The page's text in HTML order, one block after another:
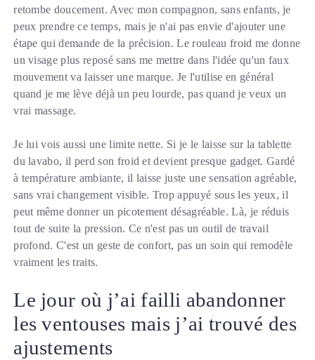
retombe doucement. Avec mon compagnon, sans enfants, je
peux prendre ce temps, mais je n'ai pas envie d'ajouter une
étape qui demande de la précision. Le rouleau froid me donne
un visage plus reposé sans me mettre dans l'idée qu'un faux
mouvement va laisser une marque. Je l'utilise en général
quand je me lève déjà un peu lourde, pas quand je veux un
vrai massage.
Je lui vois aussi une limite nette. Si je le laisse sur la tablette
du lavabo, il perd son froid et devient presque gadget. Gardé
à température ambiante, il laisse juste une sensation agréable,
sans vrai changement visible. Trop appuyé sous les yeux, il
peut même donner un picotement désagréable. Là, je réduis
tout de suite la pression. Ce n'est pas un outil de travail
profond. C'est un geste de confort, pas un soin qui remodèle
vraiment les traits.
Le jour où j’ai failli abandonner
les ventouses mais j’ai trouvé des
ajustements